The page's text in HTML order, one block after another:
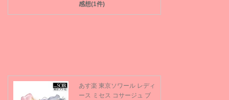
感想(1件)
あす楽 東京ソワール レディ
ース ミセス コサージュ ブ